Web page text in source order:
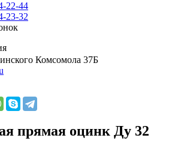
22-44
23-32
Комсомола 37Б
прямая оцинк Ду 32